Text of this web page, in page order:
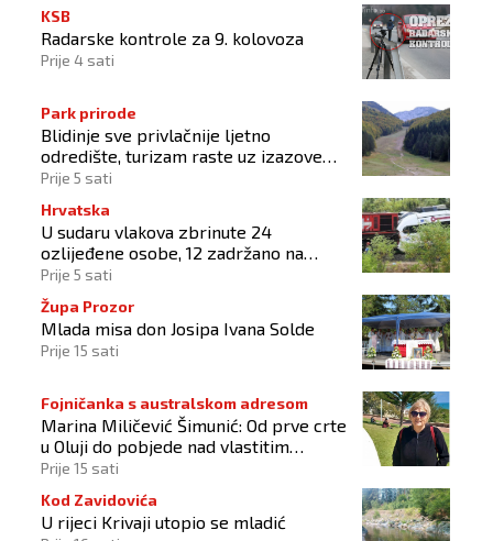
KSB
Radarske kontrole za 9. kolovoza
Prije 4 sati
Park prirode
Blidinje sve privlačnije ljetno
odredište, turizam raste uz izazove
očuvanja prirode
Prije 5 sati
Hrvatska
U sudaru vlakova zbrinute 24
ozlijeđene osobe, 12 zadržano na
liječenju
Prije 5 sati
Župa Prozor
Mlada misa don Josipa Ivana Solde
Prije 15 sati
Fojničanka s australskom adresom
Marina Miličević Šimunić: Od prve crte
u Oluji do pobjede nad vlastitim
„olujama“
Prije 15 sati
Kod Zavidovića
U rijeci Krivaji utopio se mladić